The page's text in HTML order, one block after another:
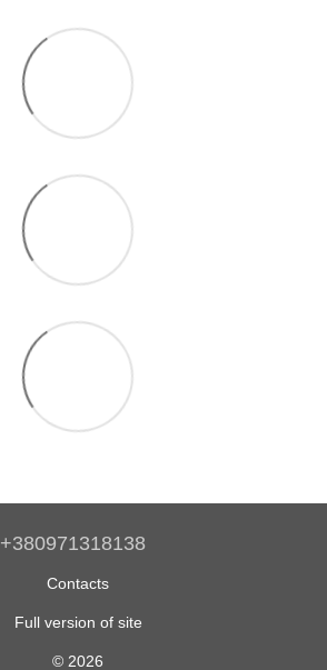
+380971318138
Contacts
Full version of site
© 2026